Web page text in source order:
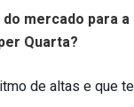
mercado para
Quarta?
de altas e que